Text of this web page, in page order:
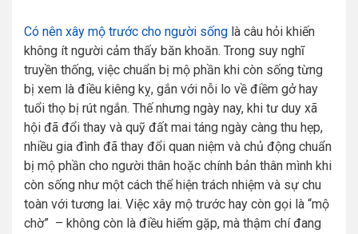
Có nên xây mộ trước cho người sống là câu hỏi khiến
không ít người cảm thấy băn khoăn. Trong suy nghĩ
truyền thống, việc chuẩn bị mộ phần khi còn sống từng
bị xem là điều kiêng kỵ, gắn với nỗi lo về điềm gở hay
tuổi thọ bị rút ngắn. Thế nhưng ngày nay, khi tư duy xã
hội đã đổi thay và quỹ đất mai táng ngày càng thu hẹp,
nhiều gia đình đã thay đổi quan niệm và chủ động chuẩn
bị mộ phần cho người thân hoặc chính bản thân mình khi
còn sống như một cách thể hiện trách nhiệm và sự chu
toàn với tương lai. Việc xây mộ trước hay còn gọi là “mộ
chờ” – không còn là điều hiếm gặp, mà thậm chí đang